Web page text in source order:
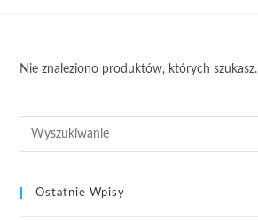
Nie znaleziono produktów, których szukasz.
Ostatnie Wpisy